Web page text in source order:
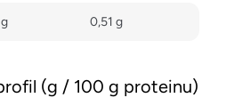
0,51 g
(g / 100 g proteinu)